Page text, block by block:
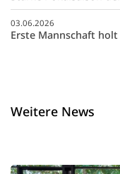
03.06.2026
Erste Mannschaft holt
Weitere News